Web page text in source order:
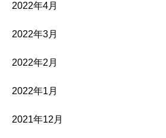
2022年4月
2022年3月
2022年2月
2022年1月
2021年12月